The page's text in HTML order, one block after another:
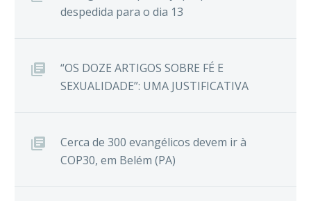
despedida para o dia 13
“OS DOZE ARTIGOS SOBRE FÉ E
SEXUALIDADE”: UMA JUSTIFICATIVA
Cerca de 300 evangélicos devem ir à
COP30, em Belém (PA)